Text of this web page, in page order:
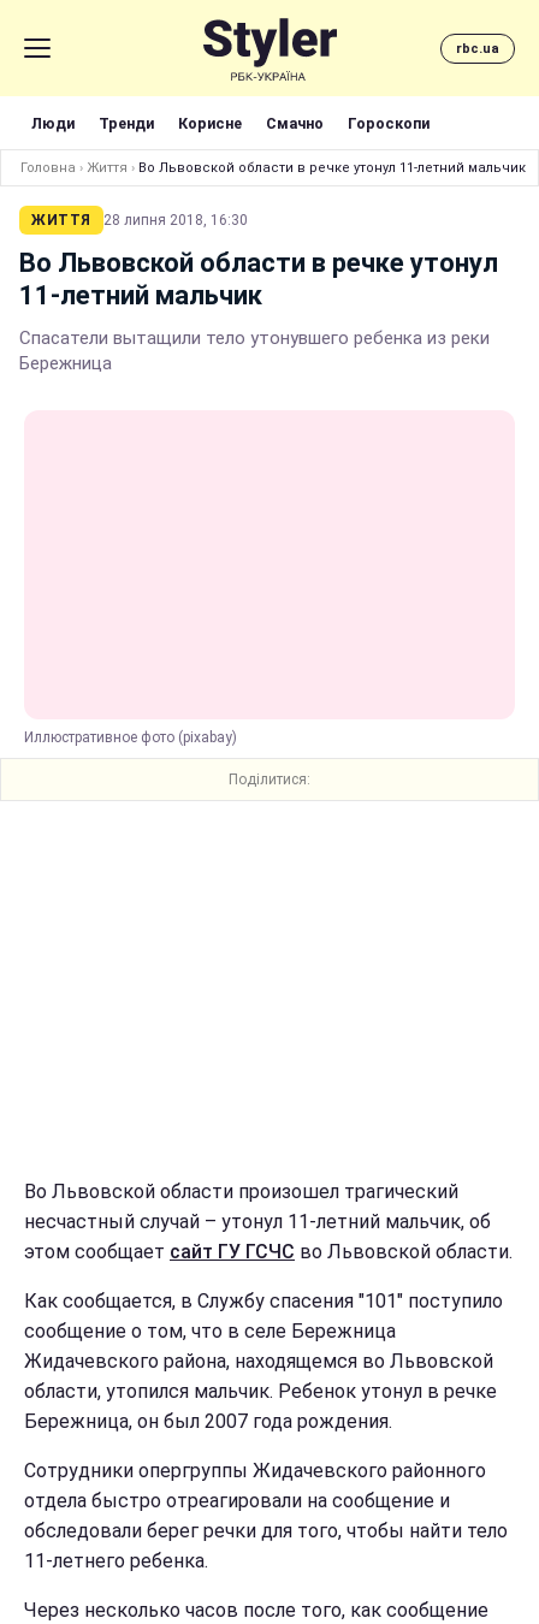
rbc.ua
Люди Тренди Корисне Смачно Гороскопи
Головна › Життя › Во Львовской области в речке утонул 11-летний мальчик
ЖИТТЯ 28 липня 2018, 16:30
Во Львовской области в речке утонул
11-летний мальчик
Спасатели вытащили тело утонувшего ребенка из реки
Бережница
Иллюстративное фото (pixabay)
Поділитися:
Во Львовской области произошел трагический
несчастный случай – утонул 11-летний мальчик, об
этом сообщает сайт ГУ ГСЧС во Львовской области.
Как сообщается, в Службу спасения "101" поступило
сообщение о том, что в селе Бережница
Жидачевского района, находящемся во Львовской
области, утопился мальчик. Ребенок утонул в речке
Бережница, он был 2007 года рождения.
Сотрудники опергруппы Жидачевского районного
отдела быстро отреагировали на сообщение и
обследовали берег речки для того, чтобы найти тело
11-летнего ребенка.
Через несколько часов после того, как сообщение